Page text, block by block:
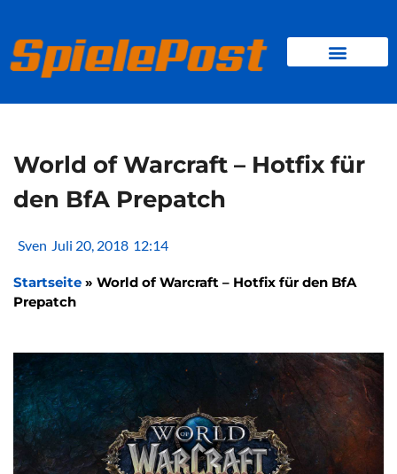
springen
World of Warcraft – Hotfix für
den BfA Prepatch
Sven Juli 20, 2018 12:14
Startseite » World of Warcraft – Hotfix für den BfA
Prepatch